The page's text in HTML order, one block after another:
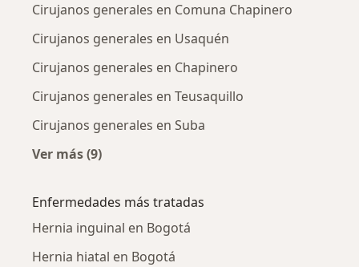
Cirujanos generales en Comuna Chapinero
Cirujanos generales en Usaquén
Cirujanos generales en Chapinero
Cirujanos generales en Teusaquillo
Cirujanos generales en Suba
Ver más (9)
Enfermedades más tratadas
Hernia inguinal en Bogotá
Hernia hiatal en Bogotá